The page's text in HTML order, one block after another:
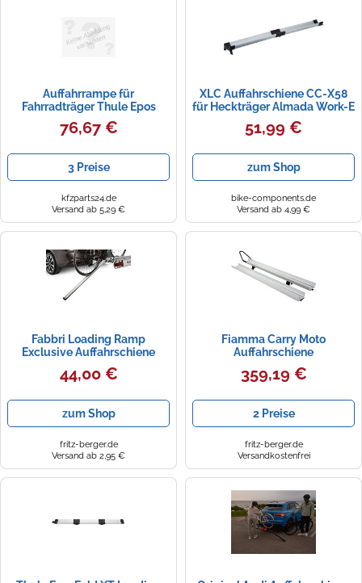
Zündkerzen
Navi Taschen
Navigationsgeräte
Navigationssoftware
Powercaps
Winterreifen
Auffahrrampe für
Fahrradträger Thule Epos
76,67 €
3 Preise
kfzparts24.de
Versand ab 5,29 €
XLC Auffahrschiene CC-X58
für Heckträger Almada Work-E
grau one_size
51,99 €
zum Shop
bike-components.de
Versand ab 4,99 €
Fabbri Loading Ramp
Exclusive Auffahrschiene
Fahrradträger 123 cm silber
44,00 €
zum Shop
fritz-berger.de
Versand ab 2,95 €
Fiamma Carry Moto
Auffahrschiene
359,19 €
2 Preise
fritz-berger.de
Versandkostenfrei